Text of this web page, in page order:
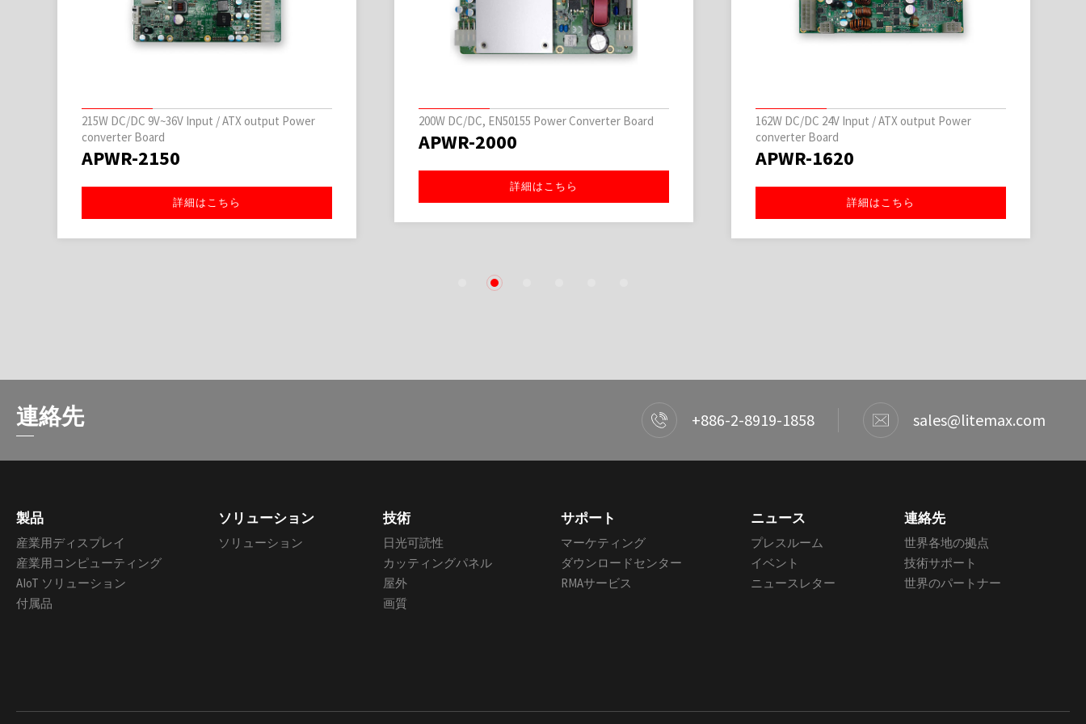
215W DC/DC 9V~36V Input / ATX output Power
converter Board
APWR-2150
詳細はこちら
200W DC/DC, EN50155 Power Converter Board
APWR-2000
詳細はこちら
162W DC/DC 24V Input / ATX output Power
converter Board
APWR-1620
詳細はこちら
2
連絡先 +886-2-8919-1858 sales@litemax.com
製品
産業用ディスプレイ
産業用コンピューティング
AIoT ソリューション
付属品
ソリューション
ソリューション
技術
日光可読性
カッティングパネル
屋外
画質
サポート
マーケティング
ダウンロードセンター
RMAサービス
ニュース
プレスルーム
イベント
ニュースレター
連絡先
世界各地の拠点
技術サポート
世界のパートナー